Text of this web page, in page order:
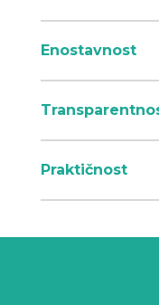
Enostavnost
Praktičnost